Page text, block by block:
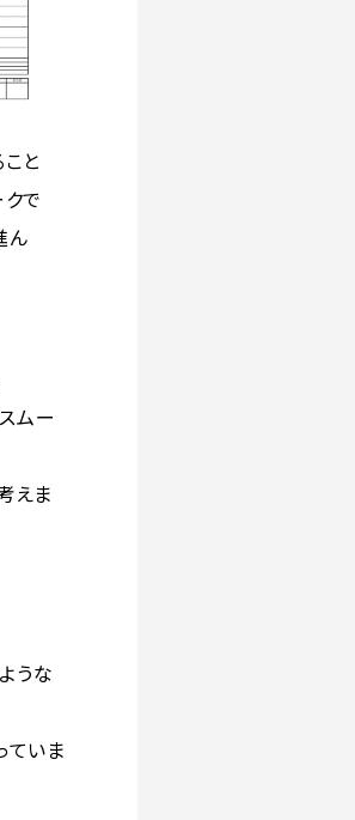
と
で
ん
ムー
えま
うな
ていま